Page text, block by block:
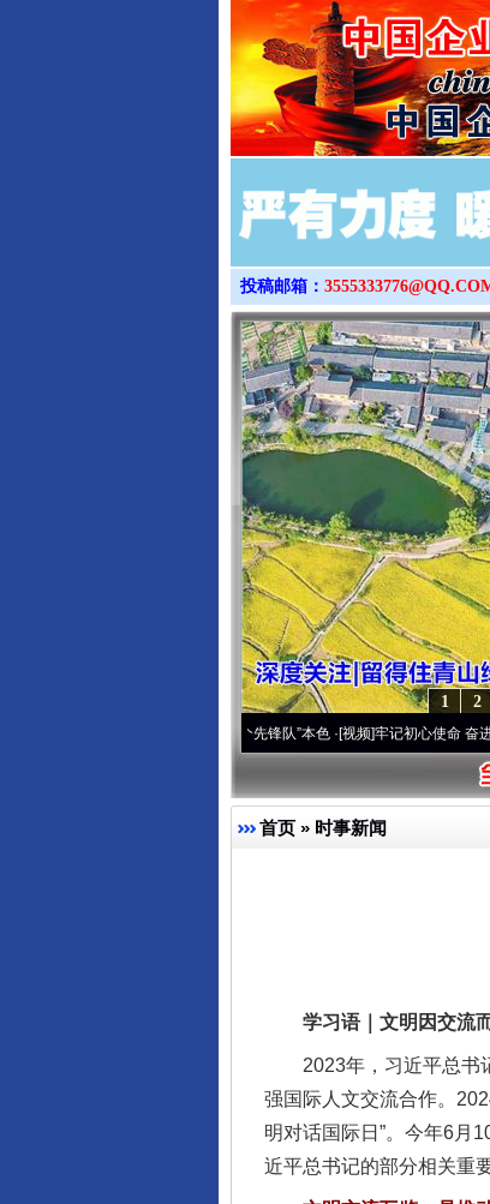
投稿邮箱：
2
1
永葆“两个先锋队”本色·[视频]牢记初心使命 奋进复兴征程
首页 » 时事新闻
学习语｜文明因交流而
2023年，习近平总书记
强国际人文交流合作。
明对话国际日”。今年6月
近平总书记的部分相关重